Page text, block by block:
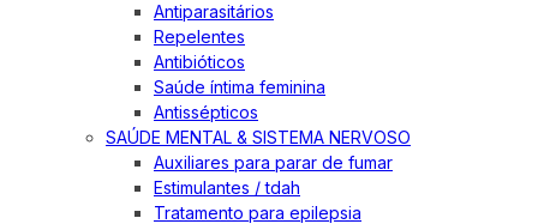
Antiparasitários
Repelentes
Antibióticos
Saúde íntima feminina
Antissépticos
SAÚDE MENTAL & SISTEMA NERVOSO
Auxiliares para parar de fumar
Estimulantes / tdah
Tratamento para epilepsia